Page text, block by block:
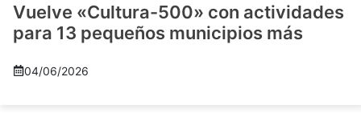
Vuelve «Cultura-500» con actividades
para 13 pequeños municipios más
04/06/2026